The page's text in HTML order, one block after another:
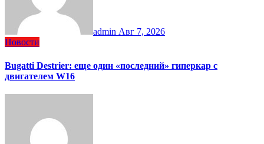
admin Авг 7, 2026
Новости
Bugatti Destrier: еще один «последний» гиперкар с
двигателем W16